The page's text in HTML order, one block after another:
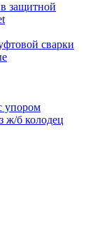
защитной
сварки
упором
ж/б колодец